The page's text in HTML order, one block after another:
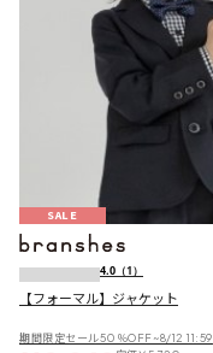
SALE
4.0 （1）
【フォーマル】ジャケット
期間限定セール50％OFF~8/12 11:59